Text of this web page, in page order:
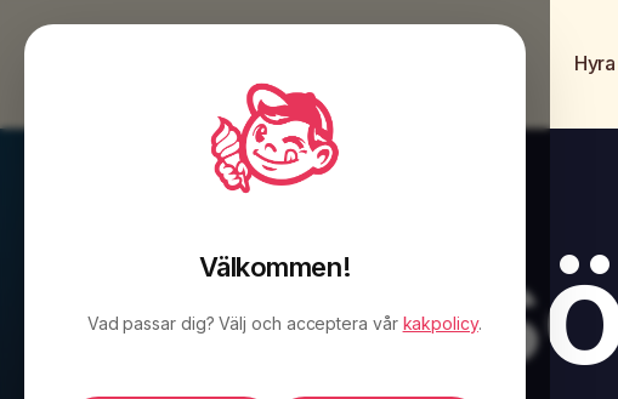
Välkommen!
Vad passar dig? Välj och acceptera vår kakpolicy.
content
Hyra